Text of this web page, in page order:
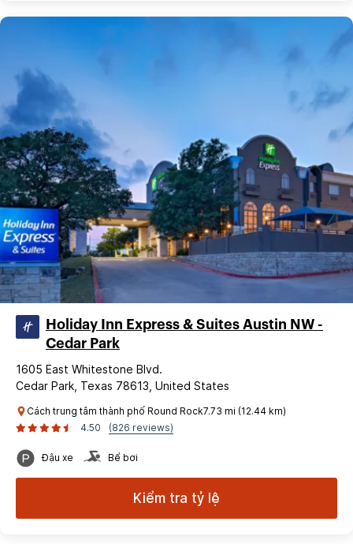
Holiday Inn Express & Suites Austin NW -
Cedar Park
1605 East Whitestone Blvd.
Cedar Park, Texas 78613, United States
Cách trung tâm thành phố Round Rock7.73 mi (12.44 km)
4.50
(826 reviews)
Đậu xe Bể bơi
Kiểm tra tỷ lệ